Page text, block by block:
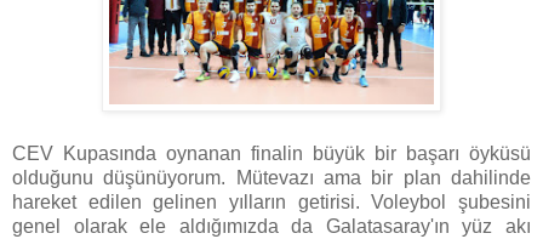
CEV Kupasında oynanan finalin büyük bir başarı öyküsü
olduğunu düşünüyorum. Mütevazı ama bir plan dahilinde
hareket edilen gelinen yılların getirisi. Voleybol şubesini
genel olarak ele aldığımızda da Galatasaray'ın yüz akı